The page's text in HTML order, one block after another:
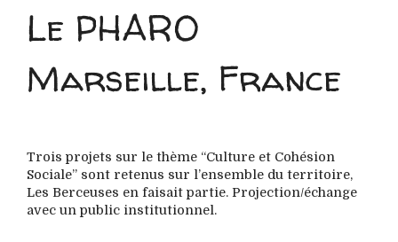
Le PHARO
Marseille, France
Trois projets sur le thème “Culture et Cohésion
Sociale” sont retenus sur l’ensemble du territoire,
Les Berceuses en faisait partie. Projection/échange
avec un public institutionnel.